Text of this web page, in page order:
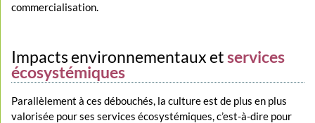
commercialisation.
Impacts environnementaux etservices
écosystémiques
Parallèlement à ces débouchés, la culture est de plus en plus
valorisée pour ses services écosystémiques, c’est-à-dire pour